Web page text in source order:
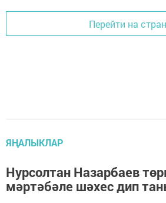
Перейти на
ЯҢАЛЫКЛАР
Нурсолтан Назарбаев
мәртәбәле шәхес дип